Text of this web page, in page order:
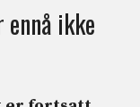
ikke